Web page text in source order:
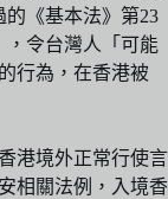
的《基本法》第23
，令台灣人「可能
行為，在香港被
港境外正常行使言
相關法例，入境香